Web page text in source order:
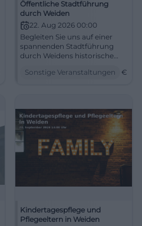
Öffentliche Stadtführung
durch Weiden
22. Aug 2026 00:00
Begleiten Sie uns auf einer
spannenden Stadtführung
durch Weidens historische
Sonstige Veranstaltungen
€
Kindertagespflege und
Pflegeeltern in Weiden